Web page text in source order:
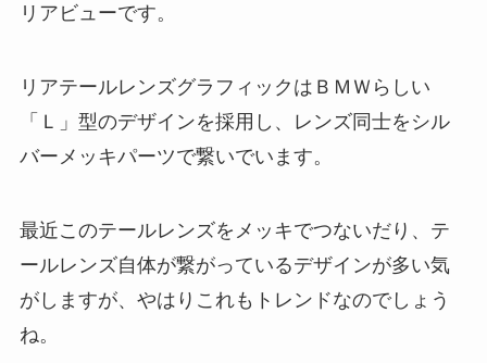
リアビューです。
リアテールレンズグラフィックはＢＭＷらしい
「Ｌ」型のデザインを採用し、レンズ同士をシル
バーメッキパーツで繋いでいます。
最近このテールレンズをメッキでつないだり、テ
ールレンズ自体が繋がっているデザインが多い気
がしますが、やはりこれもトレンドなのでしょう
ね。